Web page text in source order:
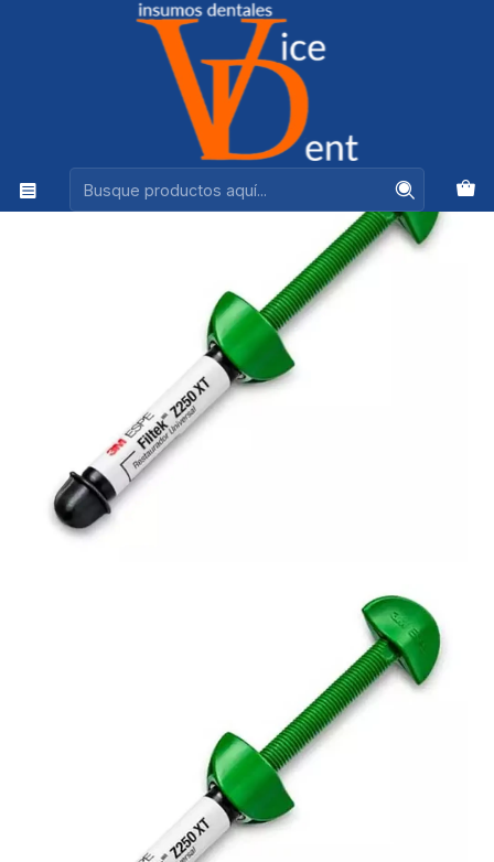
Ventas +56944575313
ADHESION Y RESTAURACION
COMPOSITE FILTEK Z250XT 4GRS